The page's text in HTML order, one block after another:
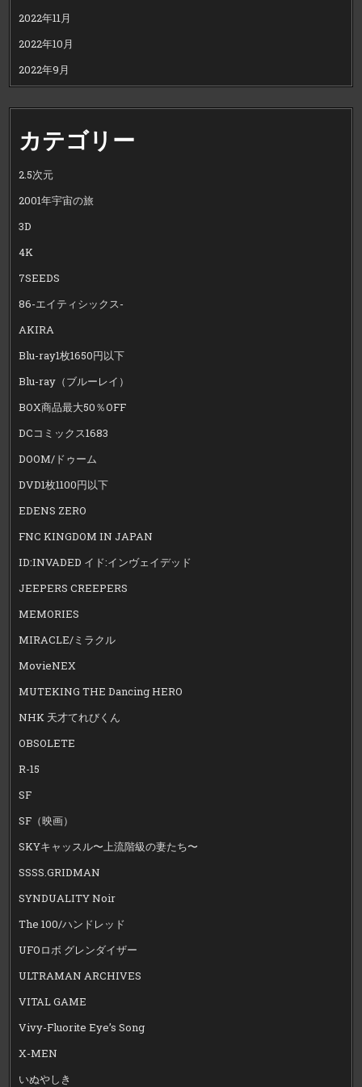
2022年11月
2022年10月
2022年9月
カテゴリー
2.5次元
2001年宇宙の旅
3D
4K
7SEEDS
86-エイティシックス-
AKIRA
Blu-ray1枚1650円以下
Blu-ray（ブルーレイ）
BOX商品最大50％OFF
DCコミックス1683
DOOM/ドゥーム
DVD1枚1100円以下
EDENS ZERO
FNC KINGDOM IN JAPAN
ID:INVADED イド:インヴェイデッド
JEEPERS CREEPERS
MEMORIES
MIRACLE/ミラクル
MovieNEX
MUTEKING THE Dancing HERO
NHK 天才てれびくん
OBSOLETE
R-15
SF
SF（映画）
SKYキャッスル〜上流階級の妻たち〜
SSSS.GRIDMAN
SYNDUALITY Noir
The 100/ハンドレッド
UFOロボ グレンダイザー
ULTRAMAN ARCHIVES
VITAL GAME
Vivy-Fluorite Eye’s Song
X-MEN
いぬやしき